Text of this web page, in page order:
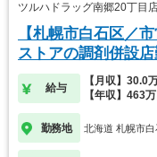
ツルハドラッグ南郷20丁目
【札幌市白石区／
ストアの調剤併設
給与
【月収】30.0
【年収】463
勤務地 北海道 札幌市白